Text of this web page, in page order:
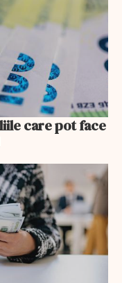
care pot face